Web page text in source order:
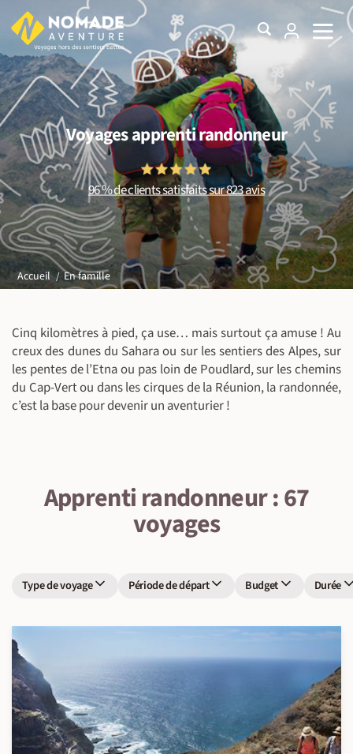
Voyages apprenti randonneur
96 % de clients satisfaits sur 823 avis
Accueil En famille
Cinq kilomètres à pied, ça use… mais surtout ça amuse ! Au
creux des dunes du Sahara ou sur les sentiers des Alpes, sur
les pentes de l’Etna ou pas loin de Poudlard, sur les chemins
du Cap-Vert ou dans les cirques de la Réunion, la randonnée,
c’est la base pour devenir un aventurier !
Apprenti randonneur : 67
voyages
Type de voyage Période de départ Budget Durée